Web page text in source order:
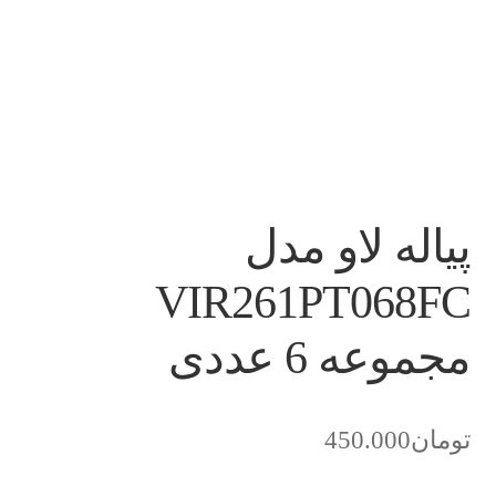
پیاله لاو مدل
VIR261PT068FC
مجموعه 6 عددی
تومان450.000